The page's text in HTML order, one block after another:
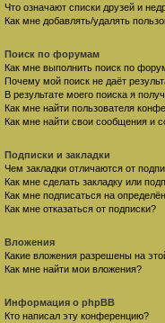
Что означают списки друзей и
Как мне добавлять/удалять
Поиск по форумам
Как мне выполнить поиск по
Почему мой поиск не даёт
В результате моего поиска я
Как мне найти пользователя
Как мне найти свои сообщения и
Подписки и закладки
Чем закладки отличаются от
Как мне сделать закладку или
Как мне подписаться на
Как мне отказаться от подписки?
Вложения
Какие вложения разрешены на
Как мне найти мои вложения?
Информация о phpBB
Кто написал эту конференцию?